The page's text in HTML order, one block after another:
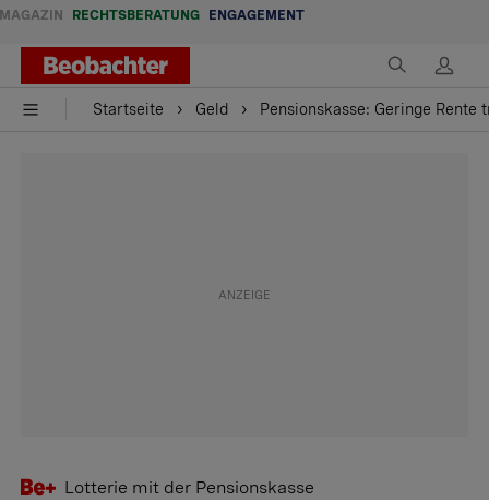
MAGAZIN RECHTSBERATUNG ENGAGEMENT
Startseite Geld Pensionskasse: Geringe
Lotterie mit der Pensionskasse